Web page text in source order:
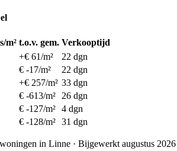
m² t.o.v. gem. Verkooptijd
+€ 61/m²
22 dgn
€ -17/m²
22 dgn
+€ 257/m² 33 dgn
€ -613/m²
26 dgn
€ -127/m² 4 dgn
€ -128/m² 31 dgn
in Linne · Bijgewerkt augustus 2026